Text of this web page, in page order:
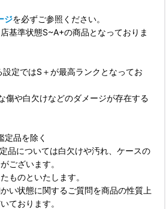
ジを必ずご参照ください。
基準状態S~A+の商品となっておりま
定ではS＋が最高ランクとなってお
傷や白欠けなどのダメージが存在する
定品を除く
品については白欠けや汚れ、ケースの
ございます。
ものといたします。
い状態に関するご質問を商品の性質上
ております。